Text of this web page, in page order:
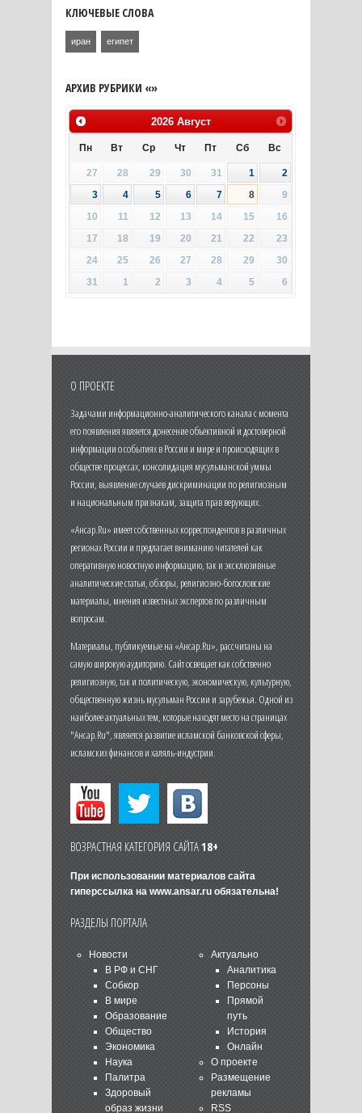
КЛЮЧЕВЫЕ СЛОВА
иран египет
АРХИВ РУБРИКИ «»
2026 Август
Пн Вт Ср Чт Пт Сб Вс
27 28 29 30 31 1
2
3
4 5 6 7 8
9
10
11 12 13 14 15
16
17
18 19 20 21 22
23
24
25 26 27 28 29
30
31
1 2 3 4 5 6
О ПРОЕКТЕ
Задачами информационно-аналитического канала с момента
его появления является донесение объективной и достоверной
информации о событиях в России и мире и происходящих в
обществе процессах, консолидация мусульманской уммы
России, выявление случаев дискриминации по религиозным
и национальным признакам, защита прав верующих.
«Ансар.Ru» имеет собственных корреспондентов в различных
регионах России и предлагает вниманию читателей как
оперативную новостную информацию, так и эксклюзивные
аналитические статьи, обзоры, религиозно-богословские
материалы, мнения известных экспертов по различным
вопросам.
Материалы, публикуемые на «Ансар.Ru», рассчитаны на
самую широкую аудиторию. Сайт освещает как собственно
религиозную, так и политическую, экономическую, культурную,
общественную жизнь мусульман России и зарубежья. Одной из
наиболее актуальных тем, которые находят место на страницах
"Ансар.Ru", является развитие исламской банковской сферы,
исламских финансов и халяль-индустрии.
ВОЗРАСТНАЯ КАТЕГОРИЯ САЙТА18+
При использовании материалов сайта
гиперссылка на www.ansar.ruобязательна!
РАЗДЕЛЫ ПОРТАЛА
Новости
В РФ и СНГ
Собкор
В мире
Образование
Общество
Экономика
Наука
Палитра
Здоровый
образ жизни
Актуально
Аналитика
Персоны
Прямой
путь
История
Онлайн
О проекте
Размещение
рекламы
RSS